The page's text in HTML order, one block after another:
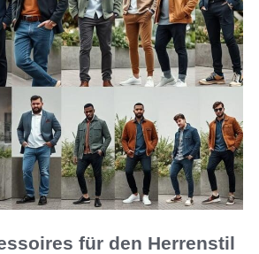
für den Herrenstil